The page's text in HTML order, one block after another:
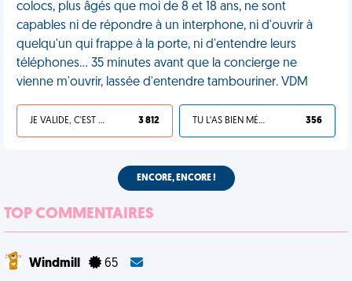
colocs, plus âgés que moi de 8 et 18 ans, ne sont
capables ni de répondre à un interphone, ni d'ouvrir à
quelqu'un qui frappe à la porte, ni d'entendre leurs
téléphones… 35 minutes avant que la concierge ne
vienne m'ouvrir, lassée d'entendre tambouriner. VDM
JE VALIDE, C'EST UNE VDM 3 812 TU L'AS BIEN MÉRITÉ 356
ENCORE, ENCORE !
TOP COMMENTAIRES
Windmill 65